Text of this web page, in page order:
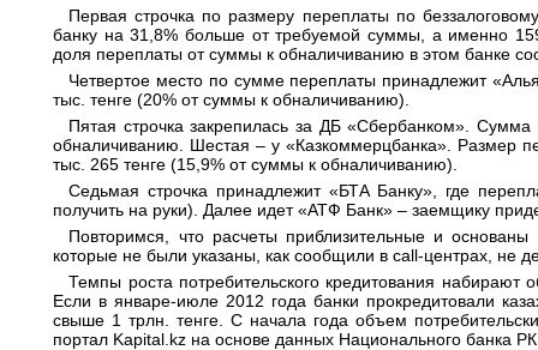
Первая строчка по размеру переплаты по
банку на 31,8% больше от требуемой суммы, а именно
доля переплаты от суммы к обналичиванию в этом банке
Четвертое место по сумме переплаты принадлежит
тыс. тенге (20% от суммы к обналичиванию).
Пятая строчка закрепилась за ДБ «Сбербанком».
обналичиванию. Шестая – у «Казкоммерцбанка». Размер
тыс. 265 тенге (15,9% от суммы к обналичиванию).
Седьмая строчка принадлежит «БТА Банку», где
получить на руки). Далее идет «АТФ Банк» – заемщику
Повторимся, что расчеты приблизительные и
которые не были указаны, как сообщили в call-центрах, не
Темпы роста потребительского кредитования
Если в январе-июле 2012 года банки прокредитовали
свыше 1 трлн. тенге. С начала года объем
портал Kapital.kz на основе данных Национального банка